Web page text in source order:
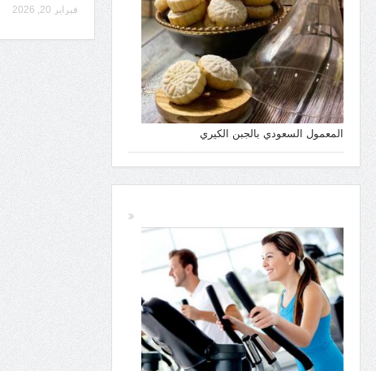
فبراير 20, 2026
المعمول السعودي بالجبن الكيري